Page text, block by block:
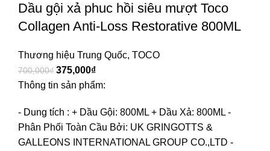
Dầu gội xả phuc hồi siêu mượt Toco
Collagen Anti-Loss Restorative 800ML
Thương hiệu Trung Quốc, TOCO
700,000₫ 375,000₫
Thông tin sản phẩm:
- Dung tích : + Dầu Gội: 800ML + Dầu Xả: 800ML -
Phân Phối Toàn Cầu Bởi: UK GRINGOTTS &
GALLEONS INTERNATIONAL GROUP CO.,LTD -